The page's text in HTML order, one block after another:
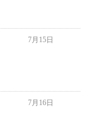
7月15日
7月16日